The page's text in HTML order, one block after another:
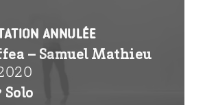
ANNULÉE
– Samuel Mathieu
Solo